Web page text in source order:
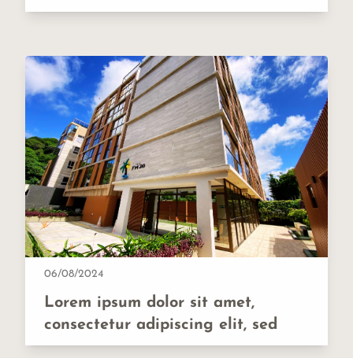
06/08/2024
Lorem ipsum dolor sit amet,
consectetur adipiscing elit, sed